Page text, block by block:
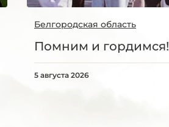
Белгородская область
Помним и гордимся!
5 августа 2026